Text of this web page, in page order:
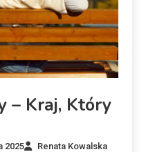
– Kraj, Który
2025 Renata Kowalska